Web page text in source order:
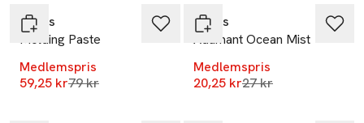
Proffs
Molding Paste
Medlemspris
59,25 krLägsta pris 30 dagar
79 kr
Proffs
Adamant Ocean Mist
Medlemspris
20,25 krLägsta pris 30 dagar
27 kr
-25%